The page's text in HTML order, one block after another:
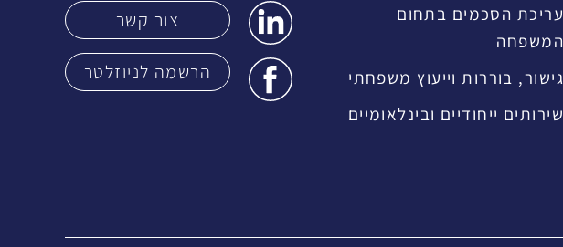
עריכת הסכמים בתחום
המשפחה
גישור, בוררות וייעוץ משפחתי
שירותים ייחודיים ובינלאומיים
צור קשר
הרשמה לניוזלטר